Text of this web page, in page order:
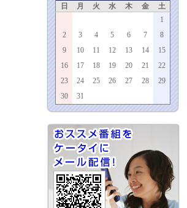
日
月 火 水 木 金
土
1
2
3 4 5 6 7
8
9
10 11 12 13 14
15
16
17 18 19 20 21
22
23
24 25 26 27 28
29
30
31